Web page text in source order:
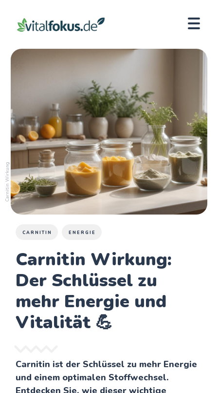
Carnitin Wirkung
CARNITIN ENERGIE
Carnitin Wirkung:
Der Schlüssel zu
mehr Energie und
Vitalität 💪
Carnitin ist der Schlüssel zu mehr Energie
und einem optimalen Stoffwechsel.
Entdecken Sie, wie dieser wichtige